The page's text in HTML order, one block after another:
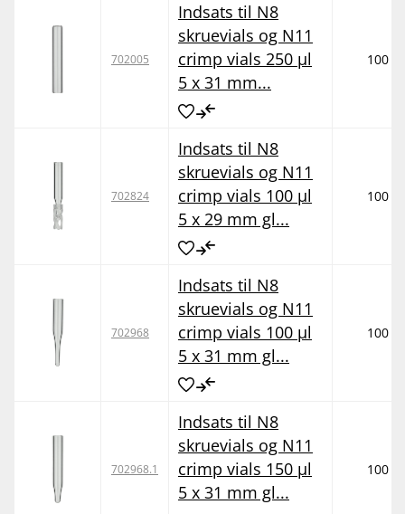
702005
Indsats til N8
skruevials og N11
crimp vials 250 µl
5 x 31 mm...
100
702824
Indsats til N8
skruevials og N11
crimp vials 100 µl
5 x 29 mm gl...
100
702968
Indsats til N8
skruevials og N11
crimp vials 100 µl
5 x 31 mm gl...
100
702968.1
Indsats til N8
skruevials og N11
crimp vials 150 µl
5 x 31 mm gl...
100